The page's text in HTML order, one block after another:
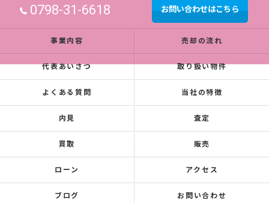
0798-31-6618 お問い合わせはこちら
事業内容 売却の流れ
代表あいさつ 取り扱い物件
よくある質問 当社の特徴
内見 査定
買取 販売
ローン アクセス
ブログ お問い合わせ